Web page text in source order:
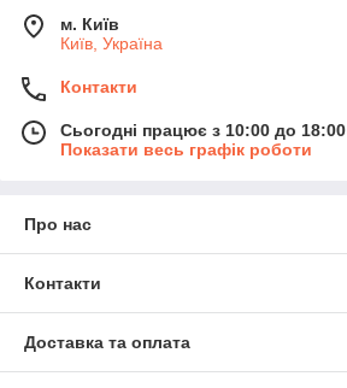
м. Київ
Київ, Україна
Контакти
Сьогодні працює з 10:00 до 18:00
Показати весь графік роботи
Про нас
Контакти
Доставка та оплата